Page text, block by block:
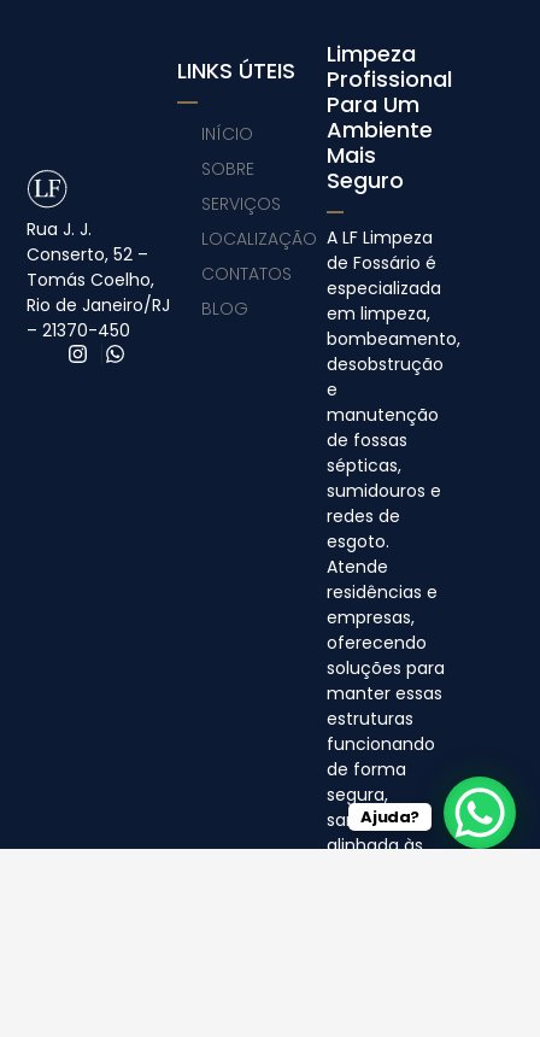
Rua J. J.
Conserto, 52 –
Tomás Coelho,
Rio de Janeiro/RJ
– 21370-450
Limpeza
Profissional
Para Um
Ambiente
Mais
Seguro
A LF Limpeza
de Fossário é
especializada
em limpeza,
bombeamento,
desobstrução
e
manutenção
de fossas
sépticas,
sumidouros e
redes de
esgoto.
Atende
residências e
empresas,
oferecendo
soluções para
manter essas
estruturas
funcionando
de forma
segura,
sanitária e
alinhada às
LINKS ÚTEIS
INÍCIO
SOBRE
SERVIÇOS
LOCALIZAÇÃO
CONTATOS
BLOG
Ajuda?